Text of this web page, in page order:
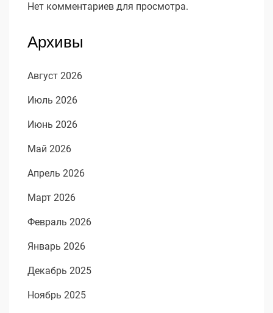
Нет комментариев для просмотра.
Архивы
Август 2026
Июль 2026
Июнь 2026
Май 2026
Апрель 2026
Март 2026
Февраль 2026
Январь 2026
Декабрь 2025
Ноябрь 2025